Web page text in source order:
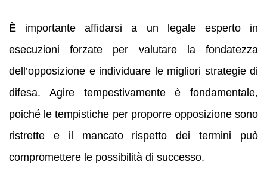
È importante affidarsi a un legale esperto in
esecuzioni forzate per valutare la fondatezza
dell’opposizione e individuare le migliori strategie di
difesa. Agire tempestivamente è fondamentale,
poiché le tempistiche per proporre opposizione sono
ristrette e il mancato rispetto dei termini può
compromettere le possibilità di successo.